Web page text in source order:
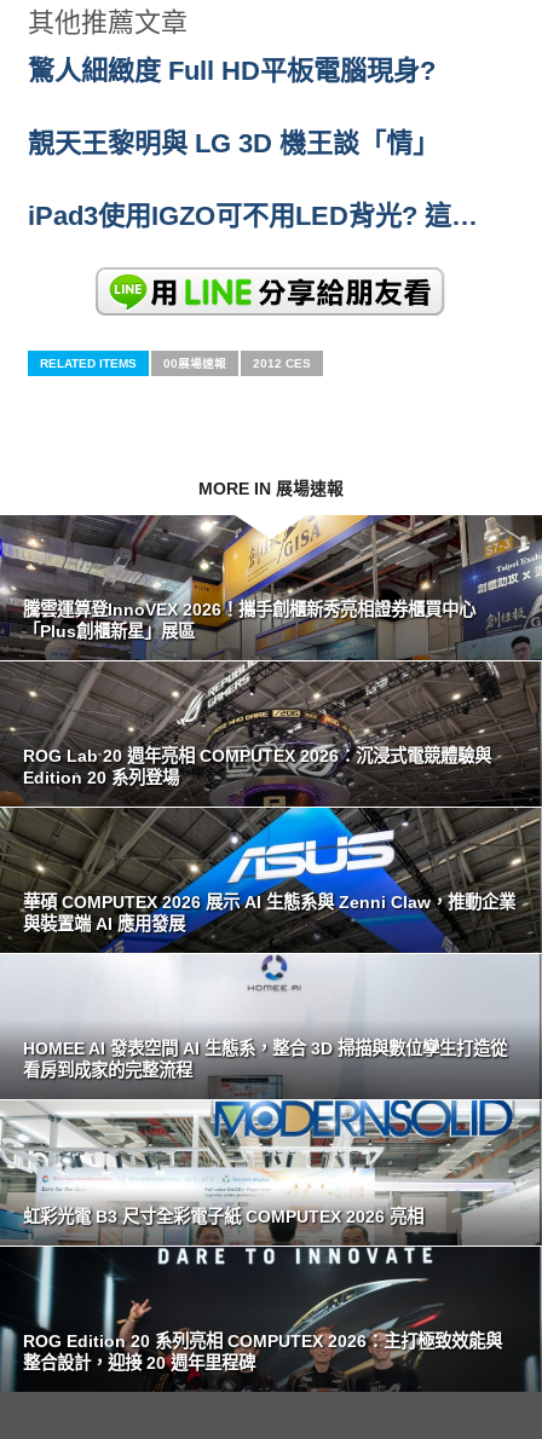
其他推薦文章
驚人細緻度 Full HD平板電腦現身?
靚天王黎明與 LG 3D 機王談「情」
iPad3使用IGZO可不用LED背光? 這…
RELATED ITEMS 00展場速報 2012 CES
MORE IN 展場速報
騰雲運算登InnoVEX 2026！攜手創櫃新秀亮相證券櫃買中心
「Plus創櫃新星」展區
ROG Lab 20 週年亮相 COMPUTEX 2026：沉浸式電競體驗與
Edition 20 系列登場
華碩 COMPUTEX 2026 展示 AI 生態系與 Zenni Claw，推動企業
與裝置端 AI 應用發展
HOMEE AI 發表空間 AI 生態系，整合 3D 掃描與數位孿生打造從
看房到成家的完整流程
虹彩光電 B3 尺寸全彩電子紙 COMPUTEX 2026 亮相
ROG Edition 20 系列亮相 COMPUTEX 2026：主打極致效能與
整合設計，迎接 20 週年里程碑